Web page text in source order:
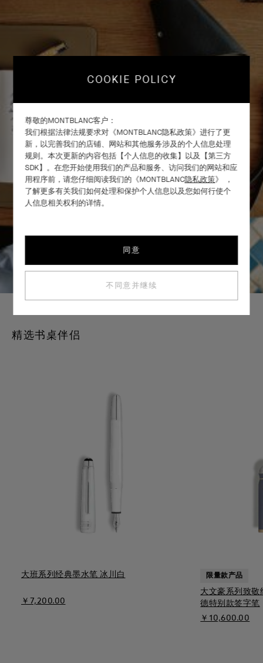
精选书桌伴侣
大班系列经典墨水笔 冰川白
￥7,200.00
限量款产品
大文豪系列致敬
德特别款签字笔
￥10,600.00
COOKIE POLICY
尊敬的MONTBLANC客户：
我们根据法律法规要求对《MONTBLANC隐私政策》进行了更
新，以完善我们的店铺、网站和其他服务涉及的个人信息处理
规则。本次更新的内容包括【个人信息的收集】以及【第三方
SDK】。在您开始使用我们的产品和服务、访问我们的网站和应
用程序前，请您仔细阅读我们的《MONTBLANC隐私政策》 ，
了解更多有关我们如何处理和保护个人信息以及您如何行使个
人信息相关权利的详情。
同意
不同意并继续